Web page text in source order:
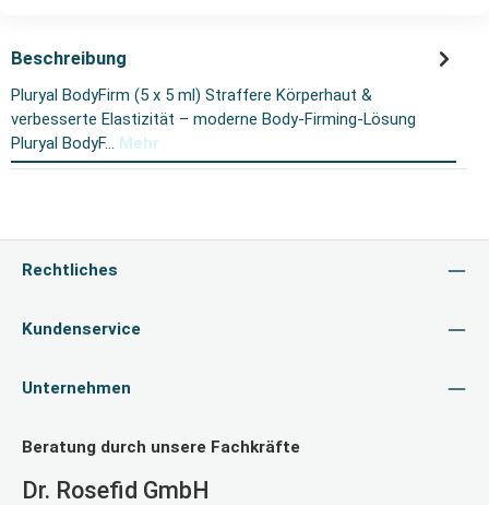
Beschreibung
Pluryal BodyFirm (5 x 5 ml) Straffere Körperhaut &
verbesserte Elastizität – moderne Body-Firming-Lösung
Pluryal BodyF… Mehr
Rechtliches
Kundenservice
Unternehmen
Beratung durch unsere Fachkräfte
Dr. Rosefid GmbH